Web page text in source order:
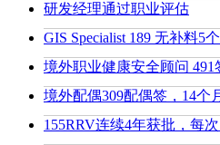
研发经理通过职业评估
GIS Specialist 189 无补料5
境外职业健康安全顾问 491
境外配偶309配偶签，14个
155RRV连续4年获批，每次